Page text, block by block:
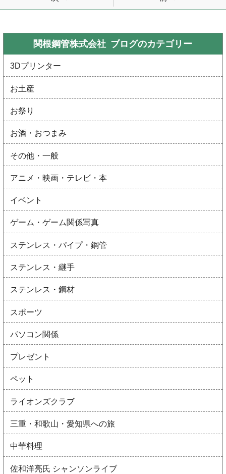
関根鋼管株式会社 ブログのカテゴリー
3Dプリンター
お土産
お祭り
お酒・おつまみ
その他・一般
アニメ・映画・テレビ・本
イベント
ゲーム・ゲーム関係写真
ステンレス・パイプ・鋼管
ステンレス・継手
ステンレス・鋼材
スポーツ
パソコン関係
プレゼント
ペット
ライオンズクラブ
三重・和歌山・愛知県への旅
中華料理
佐和洋亮氏 シャンソンライブ